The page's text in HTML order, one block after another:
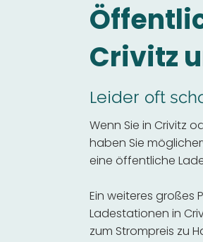
Crivitz
Leider oft
Wenn Sie in Crivitz
haben Sie
eine öffentliche
Ein weiteres großes
Ladestationen in
zum Strompreis zu